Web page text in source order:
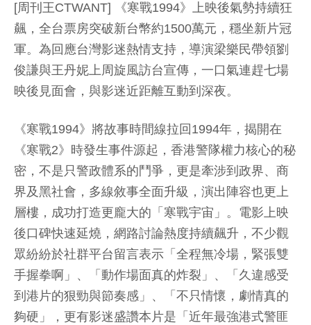
[周刊王CTWANT] 《寒戰1994》上映後氣勢持續狂
飆，全台票房突破新台幣約1500萬元，穩坐新片冠
軍。為回應台灣影迷熱情支持，導演梁樂民帶領劉
俊謙與王丹妮上周旋風訪台宣傳，一口氣連趕七場
映後見面會，與影迷近距離互動到深夜。
《寒戰1994》將故事時間線拉回1994年，揭開在
《寒戰2》時發生事件源起，香港警隊權力核心的秘
密，不是只警政體系的鬥爭，更是牽涉到政界、商
界及黑社會，多線敘事全面升級，演出陣容也更上
層樓，成功打造更龐大的「寒戰宇宙」。電影上映
後口碑快速延燒，網路討論熱度持續飆升，不少觀
眾紛紛於社群平台留言表示「全程無冷場，緊張雙
手握拳啊」、「動作場面真的炸裂」、「久違感受
到港片的狠勁與節奏感」、「不只情懷，劇情真的
夠硬」，更有影迷盛讚本片是「近年最強港式警匪